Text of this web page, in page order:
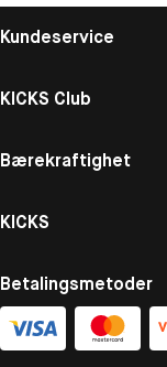
Kundeservice
KICKS Club
Bærekraftighet
KICKS
Betalingsmetoder